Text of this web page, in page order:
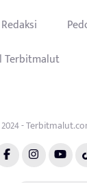
Redaksi
Terbitmalut
-